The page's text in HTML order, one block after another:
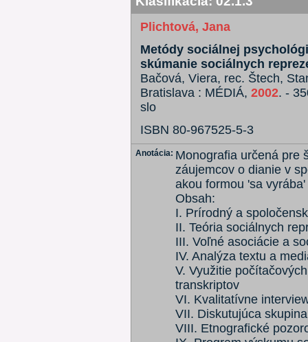
Plichtová, Jana
Metódy sociálnej
skúmanie sociálnych
Bačová, Viera, rec. Štech,
Bratislava : MÉDIÁ, 2002. -
slo
ISBN 80-967525-5-3
Anotácia: Monografia určená pre
záujemcov o dianie v
akou formou 'sa
Obsah:
I. Prírodný a
II. Teória sociálnych
III. Voľné asociácie a
IV. Analýza textu a
V. Využitie
transkriptov
VI. Kvalitatívne
VII. Diskutujúca
VIII. Etnografické